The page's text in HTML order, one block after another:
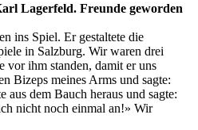
Lagerfeld. Freunde geworden
ins Spiel. Er gestaltete die
in Salzburg. Wir waren drei
vor ihm standen, damit er uns
Bizeps meines Arms und sagte:
aus dem Bauch heraus und sagte:
nicht noch einmal an!» Wir